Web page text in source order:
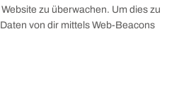
zu überwachen. Um dies zu
von dir mittels Web-Beacons